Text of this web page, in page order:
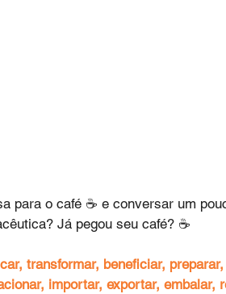
para o café ☕ e conversar um
Já pegou seu café? ☕
transformar, beneficiar,
importar, exportar, embalar,